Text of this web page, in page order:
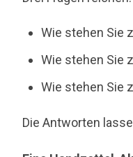
Wie stehen Sie
Wie stehen Sie
Wie stehen Sie
Die Antworten